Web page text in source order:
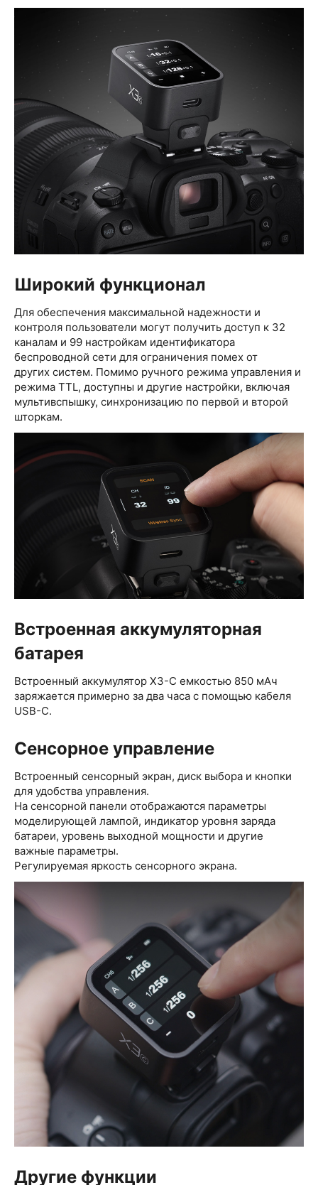
Широкий функционал
Для обеспечения максимальной надежности и
контроля пользователи могут получить доступ к 32
каналам и 99 настройкам идентификатора
беспроводной сети для ограничения помех от
других систем. Помимо ручного режима управления и
режима TTL, доступны и другие настройки, включая
мультивспышку, синхронизацию по первой и второй
шторкам.
Встроенная аккумуляторная
батарея
Встроенный аккумулятор X3-С емкостью 850 мАч
заряжается примерно за два часа с помощью кабеля
USB-C.
Сенсорное управление
Встроенный сенсорный экран, диск выбора и кнопки
для удобства управления.
На сенсорной панели отображаются параметры
моделирующей лампой, индикатор уровня заряда
батареи, уровень выходной мощности и другие
важные параметры.
Регулируемая яркость сенсорного экрана.
Другие функции